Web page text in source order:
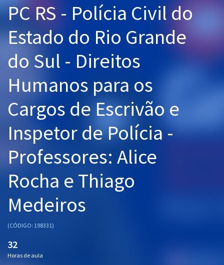
Cursos 20% OFF
Pós
Graduação
OAB
Questões grátis
Conteúdo gratuito
Aprovados
PC RS - Polícia Civil do
Estado do Rio Grande
do Sul - Direitos
Humanos para os
Cargos de Escrivão e
Inspetor de Polícia -
Professores: Alice
Rocha e Thiago
Medeiros
(CÓDIGO: 198331)
32
Horas de aula